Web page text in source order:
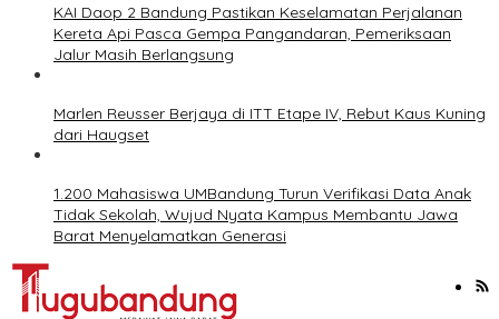
KAI Daop 2 Bandung Pastikan Keselamatan Perjalanan
Kereta Api Pasca Gempa Pangandaran, Pemeriksaan
Jalur Masih Berlangsung
Marlen Reusser Berjaya di ITT Etape IV, Rebut Kaus Kuning
dari Haugset
1.200 Mahasiswa UMBandung Turun Verifikasi Data Anak
Tidak Sekolah, Wujud Nyata Kampus Membantu Jawa
Barat Menyelamatkan Generasi